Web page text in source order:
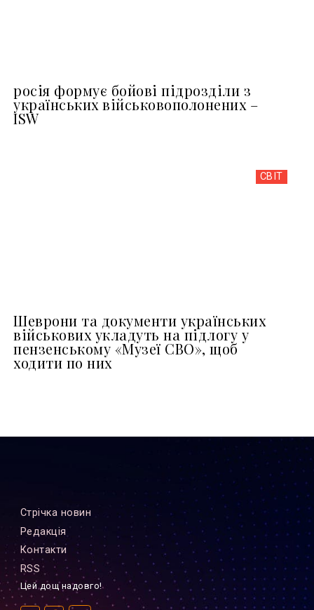
росія формує бойові підрозділи з
українських військовополонених –
ISW
СВІТ
Шеврони та документи українських
військових укладуть на підлогу у
пензенському «Музеї СВО», щоб
ходити по них
Стрiчка новин
Редакцiя
Контакти
RSS
Цей дощ надовго!